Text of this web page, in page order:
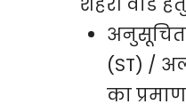
अनुसूचित
(ST) /
का